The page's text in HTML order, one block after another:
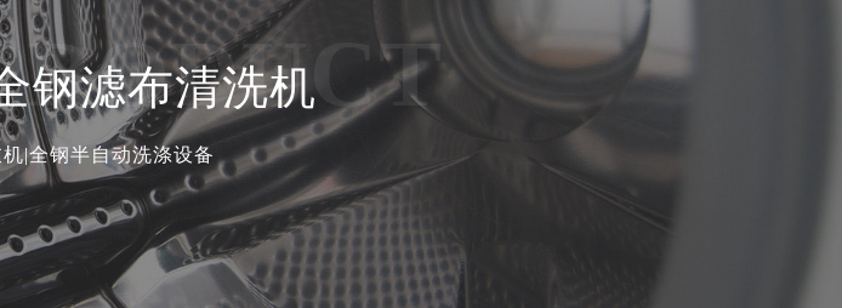
钢滤布清洗机
|全钢半自动洗涤设备